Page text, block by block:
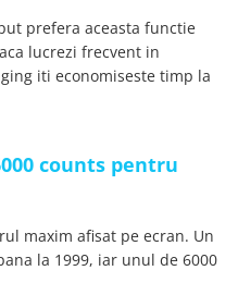
prefera aceasta functie
lucrezi frecvent in
iti economiseste timp la
counts pentru
maxim afisat pe ecran. Un
la 1999, iar unul de 6000